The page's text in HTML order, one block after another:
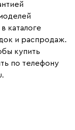
каталоге
и распродаж.
купить
по телефону